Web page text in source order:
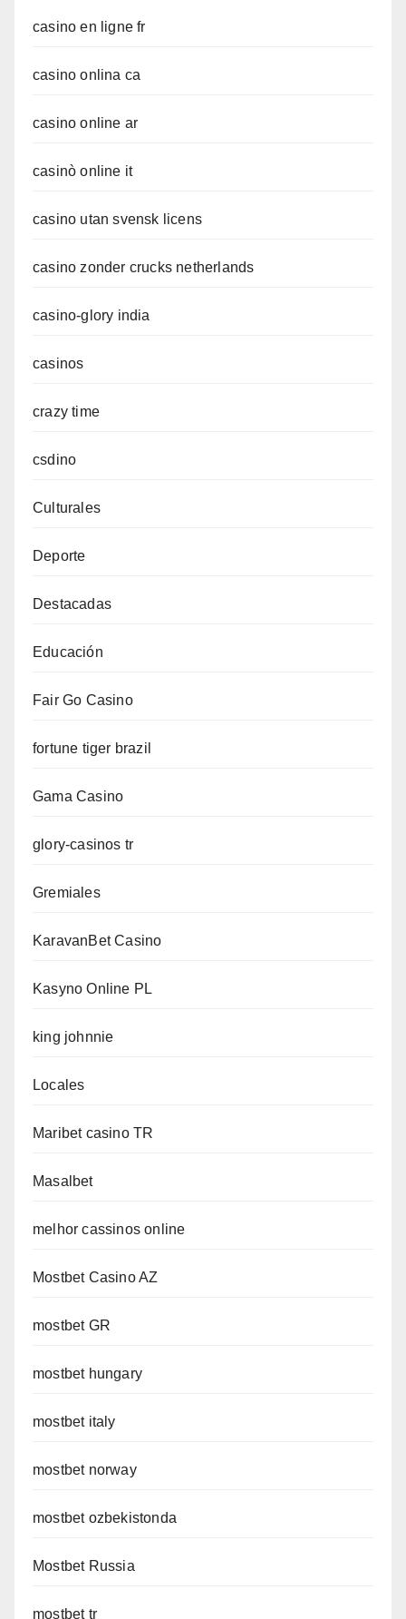
casino en ligne fr
casino onlina ca
casino online ar
casinò online it
casino utan svensk licens
casino zonder crucks netherlands
casino-glory india
casinos
crazy time
csdino
Culturales
Deporte
Destacadas
Educación
Fair Go Casino
fortune tiger brazil
Gama Casino
glory-casinos tr
Gremiales
KaravanBet Casino
Kasyno Online PL
king johnnie
Locales
Maribet casino TR
Masalbet
melhor cassinos online
Mostbet Casino AZ
mostbet GR
mostbet hungary
mostbet italy
mostbet norway
mostbet ozbekistonda
Mostbet Russia
mostbet tr